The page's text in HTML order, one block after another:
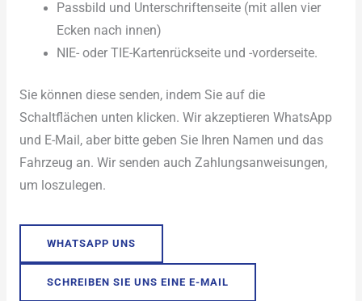
Passbild und Unterschriftenseite (mit allen vier
Ecken nach innen)
NIE- oder TIE-Kartenrückseite und -vorderseite.
Sie können diese senden, indem Sie auf die
Schaltflächen unten klicken. Wir akzeptieren WhatsApp
und E-Mail, aber bitte geben Sie Ihren Namen und das
Fahrzeug an. Wir senden auch Zahlungsanweisungen,
um loszulegen.
WHATSAPP UNS
SCHREIBEN SIE UNS EINE E-MAIL